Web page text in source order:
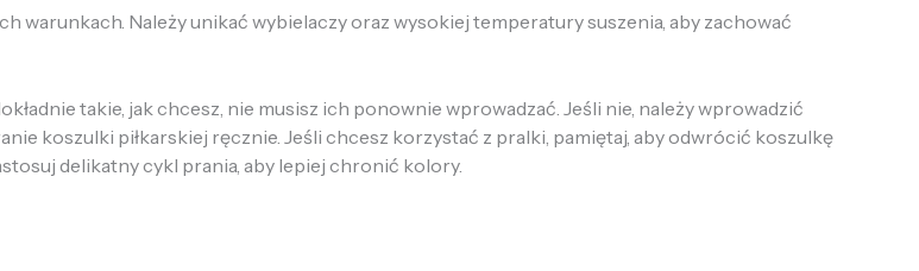
warunkach. Należy unikać wybielaczy oraz wysokiej temperatury suszenia, aby zachować
takie, jak chcesz, nie musisz ich ponownie wprowadzać. Jeśli nie, należy wprowadzić
koszulki piłkarskiej ręcznie. Jeśli chcesz korzystać z pralki, pamiętaj, aby odwrócić koszulkę
delikatny cykl prania, aby lepiej chronić kolory.